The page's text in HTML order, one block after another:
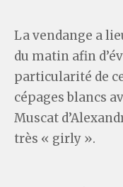
La vendange a
du matin afin
particularité de
cépages blancs
Muscat
très « girly ».